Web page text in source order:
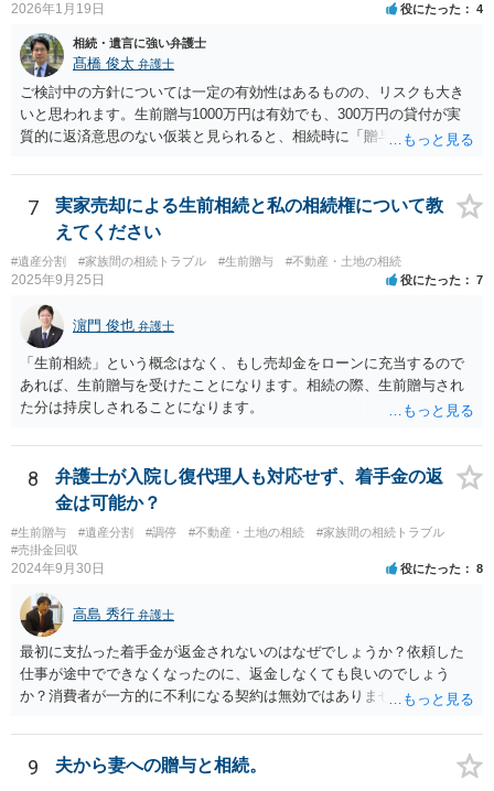
2026年1月19日 役にたった 4
相続・遺言に強い弁護士
髙橋 俊太 弁護士
ご検討中の方針については一定の有効性はあるものの、リスクも大き
いと思われます。生前贈与1000万円は有効でも、300万円の貸付が実
質的に返済意思のない仮装と見られると、相続時に「贈与」と評価さ
法として考えられるものとしては、 ①信託（家族信託・目的信託） 財
産を信託口に移し、受託者（信頼できる友人や専門職）に管理させ、
・生存中はあなたの生活費・介護費に優先充当 ・残余を友人や慈善団
体へ と使途を厳格に指定。相続ではなく信託帰属になるため、子の関
与を大きく排除できます。 ②遺言＋生命保険の組合せ 生活資金は手元
に残し、余剰資金で受取人を友人・団体にした保険を活用。保険金は
相続財産とは別枠で、遺留分対策にも有効と思われます。 ③負担付死
因贈与 「介護・見守り等を条件に、死亡時に財産を渡す」契約。条件
不履行なら無効にでき、老後の安心を担保できます。 ④ 寄附予約＋解
除条件 慈善団体への寄附を予約しつつ、資金不足時は解除できる条項
を設定。 などがあり得るかと思われます。
7
実家売却による生前相続と私の相続権について教
えてください
#遺産分割 #家族間の相続トラブル #生前贈与 #不動産・土地の相続
2025年9月25日 役にたった 7
濵門 俊也 弁護士
「生前相続」という概念はなく、もし売却金をローンに充当するので
あれば、生前贈与を受けたことになります。相続の際、生前贈与され
た分は持戻しされることになります。
8
弁護士が入院し復代理人も対応せず、着手金の返
金は可能か？
#生前贈与 #遺産分割 #調停 #不動産・土地の相続
#家族間の相続トラブル
#売掛金回収
2024年9月30日 役にたった 8
高島 秀行 弁護士
最初に支払った着手金が返金されないのはなぜでしょうか？依頼した
仕事が途中でできなくなったのに、返金しなくても良いのでしょう
か？消費者が一方的に不利になる契約は無効ではありませんか？
務があると思います。 倒れた弁護士が所属する弁護士会に相談さ
れた方がよいと思います。 倒れた弁護士は脳梗塞で倒れたようで
すが、 判断能力があり、復代理を倒れた弁護士の判断で復代理を
9 夫から妻への贈与と相続。